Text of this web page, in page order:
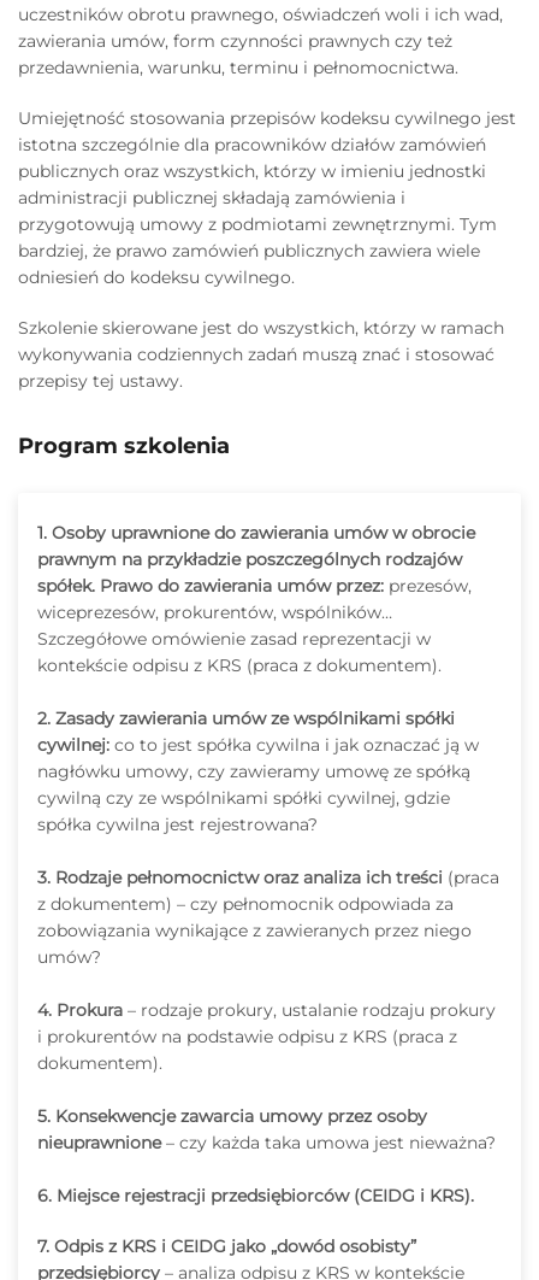
uczestników obrotu prawnego, oświadczeń woli i ich wad,
zawierania umów, form czynności prawnych czy też
przedawnienia, warunku, terminu i pełnomocnictwa.
Umiejętność stosowania przepisów kodeksu cywilnego jest
istotna szczególnie dla pracowników działów zamówień
publicznych oraz wszystkich, którzy w imieniu jednostki
administracji publicznej składają zamówienia i
przygotowują umowy z podmiotami zewnętrznymi. Tym
bardziej, że prawo zamówień publicznych zawiera wiele
odniesień do kodeksu cywilnego.
Szkolenie skierowane jest do wszystkich, którzy w ramach
wykonywania codziennych zadań muszą znać i stosować
przepisy tej ustawy.
Program szkolenia
1. Osoby uprawnione do zawierania umów w obrocie
prawnym na przykładzie poszczególnych rodzajów
spółek. Prawo do zawierania umów przez: prezesów,
wiceprezesów, prokurentów, wspólników…
Szczegółowe omówienie zasad reprezentacji w
kontekście odpisu z KRS (praca z dokumentem).
2. Zasady zawierania umów ze wspólnikami spółki
cywilnej: co to jest spółka cywilna i jak oznaczać ją w
nagłówku umowy, czy zawieramy umowę ze spółką
cywilną czy ze wspólnikami spółki cywilnej, gdzie
spółka cywilna jest rejestrowana?
3. Rodzaje pełnomocnictw oraz analiza ich treści (praca
z dokumentem) – czy pełnomocnik odpowiada za
zobowiązania wynikające z zawieranych przez niego
umów?
4. Prokura – rodzaje prokury, ustalanie rodzaju prokury
i prokurentów na podstawie odpisu z KRS (praca z
dokumentem).
5. Konsekwencje zawarcia umowy przez osoby
nieuprawnione– czy każda taka umowa jest nieważna?
6. Miejsce rejestracji przedsiębiorców (CEIDG i KRS).
7. Odpis z KRS i CEIDG jako „dowód osobisty”
przedsiębiorcy – analiza odpisu z KRS w kontekście